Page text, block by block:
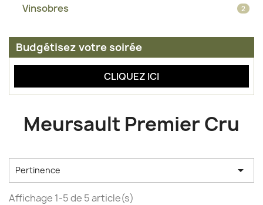
Vinsobres 2
Budgétisez votre soirée
CLIQUEZ ICI
Meursault Premier Cru
Pertinence 
Affichage 1-5 de 5 article(s)